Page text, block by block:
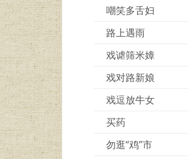
嘲笑多舌妇
路上遇雨
戏谑筛米嫜
戏对路新娘
戏逗放牛女
买药
勿逛“鸡”市